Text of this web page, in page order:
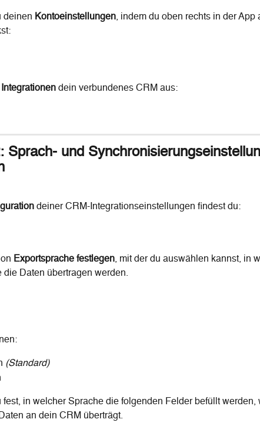
deinen Kontoeinstellungen, indem du oben rechts in der App
Integrationen dein verbundenes CRM aus:
Sprach- und
deiner CRM-Integrationseinstellungen findest du:
Exportsprache festlegen, mit der du auswählen kannst, in
die Daten übertragen werden.
(Standard)
fest, in welcher Sprache die folgenden Felder befüllt werden,
an dein CRM überträgt.